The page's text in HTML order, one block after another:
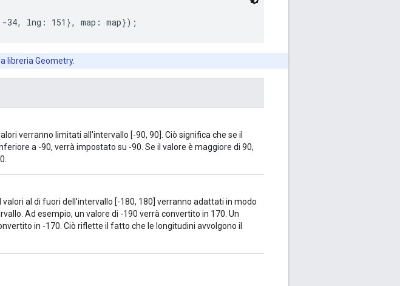
34, lng: 151}, map: map});
libreria Geometry.
verranno limitati all'intervallo [-90, 90]. Ciò significa che se il
a -90, verrà impostato su -90. Se il valore è maggiore di 90,
valori al di fuori dell'intervallo [-180, 180] verranno adattati in modo
Ad esempio, un valore di -190 verrà convertito in 170. Un
in -170. Ciò riflette il fatto che le longitudini avvolgono il